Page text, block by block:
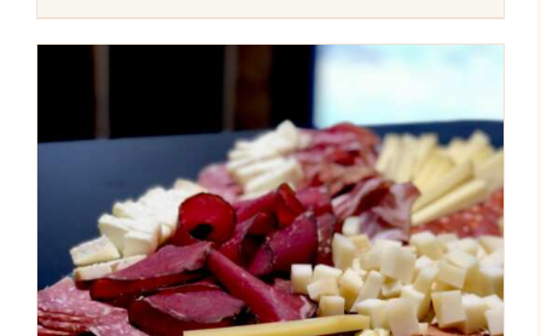
AJOUTER AU PANIER
/
DÉTAILS